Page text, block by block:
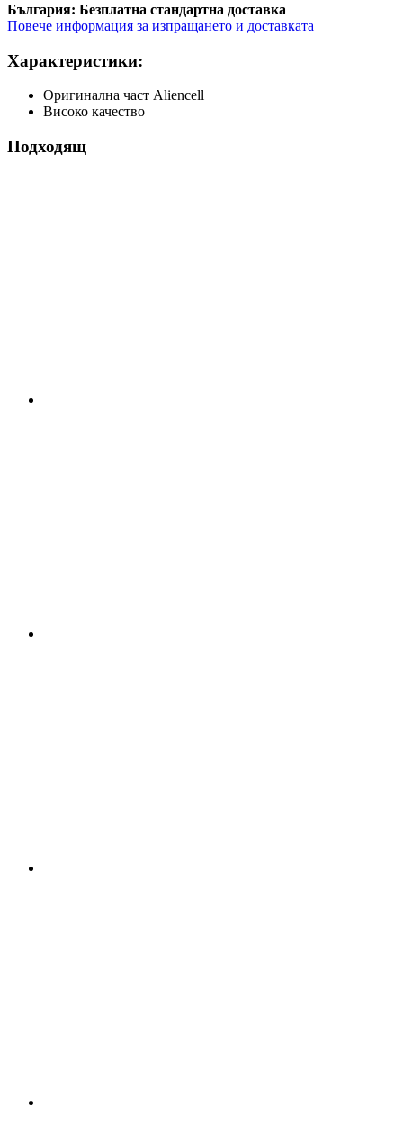
България: Безплатна стандартна доставка
Повече информация за изпращането и доставката
Характеристики:
Оригинална част Aliencell
Високо качество
Подходящ